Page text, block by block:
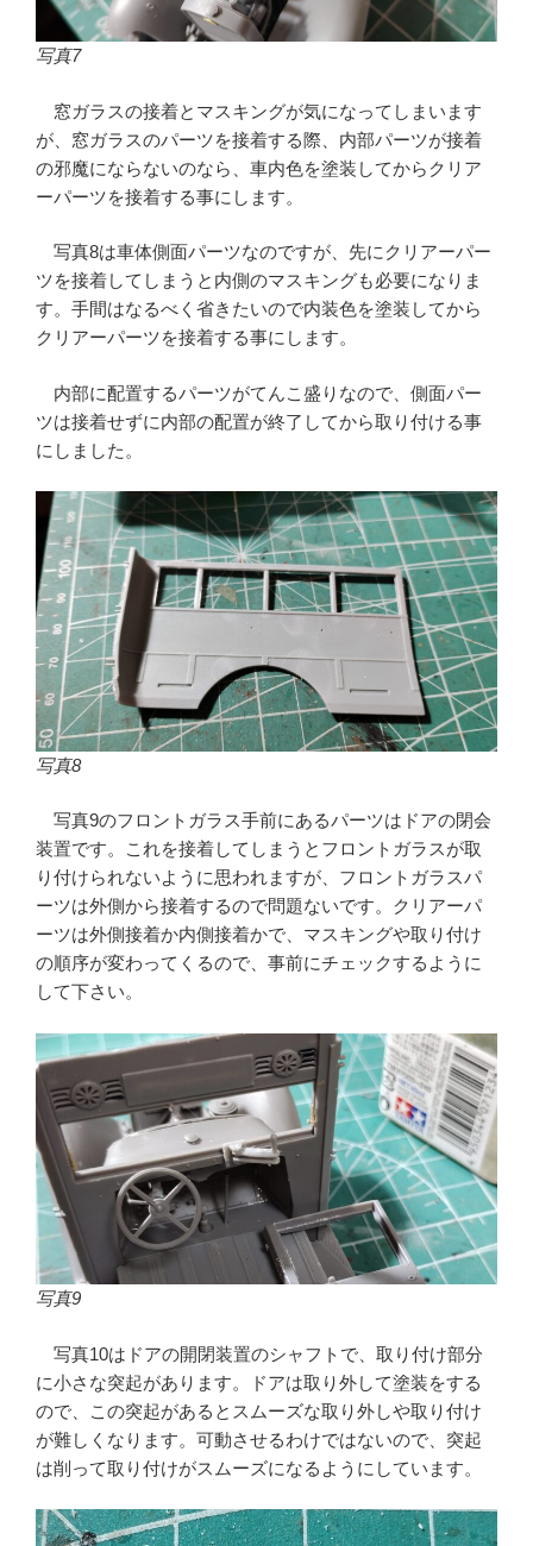
写真7
窓ガラスの接着とマスキングが気になってしまいます
が、窓ガラスのパーツを接着する際、内部パーツが接着
の邪魔にならないのなら、車内色を塗装してからクリア
ーパーツを接着する事にします。
写真8は車体側面パーツなのですが、先にクリアーパー
ツを接着してしまうと内側のマスキングも必要になりま
す。手間はなるべく省きたいので内装色を塗装してから
クリアーパーツを接着する事にします。
内部に配置するパーツがてんこ盛りなので、側面パー
ツは接着せずに内部の配置が終了してから取り付ける事
にしました。
写真8
写真9のフロントガラス手前にあるパーツはドアの閉会
装置です。これを接着してしまうとフロントガラスが取
り付けられないように思われますが、フロントガラスパ
ーツは外側から接着するので問題ないです。クリアーパ
ーツは外側接着か内側接着かで、マスキングや取り付け
の順序が変わってくるので、事前にチェックするように
して下さい。
写真9
写真10はドアの開閉装置のシャフトで、取り付け部分
に小さな突起があります。ドアは取り外して塗装をする
ので、この突起があるとスムーズな取り外しや取り付け
が難しくなります。可動させるわけではないので、突起
は削って取り付けがスムーズになるようにしています。